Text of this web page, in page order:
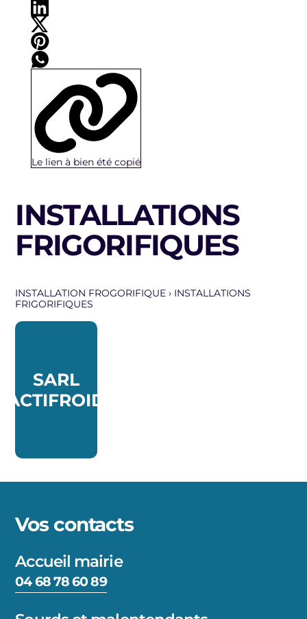
Le lien à bien été copié
INSTALLATIONS
FRIGORIFIQUES
INSTALLATION FROGORIFIQUE › INSTALLATIONS
FRIGORIFIQUES
SARL
ACTIFROID
Vos contacts
Accueil mairie
04 68 78 60 89